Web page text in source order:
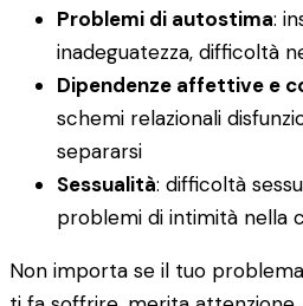
Problemi di autostima:
inadeguatezza, difficoltà
Dipendenze affettive e
schemi relazionali
separarsi
Sessualità: difficoltà
problemi di intimità nella
Non importa se il tuo